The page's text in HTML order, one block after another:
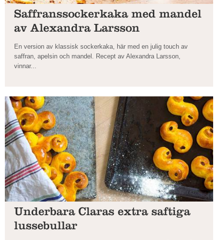
Saffranssockerkaka med mandel
av Alexandra Larsson
En version av klassisk sockerkaka, här med en julig touch av
saffran, apelsin och mandel. Recept av Alexandra Larsson,
vinnar...
Underbara Claras extra saftiga
lussebullar